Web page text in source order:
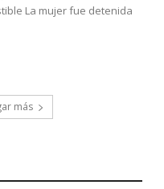
La mujer fue detenida
más